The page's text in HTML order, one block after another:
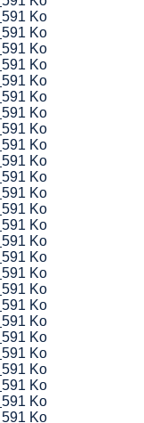
591 Ko
591 Ko
591 Ko
591 Ko
591 Ko
591 Ko
591 Ko
591 Ko
591 Ko
591 Ko
591 Ko
591 Ko
591 Ko
591 Ko
591 Ko
591 Ko
591 Ko
591 Ko
591 Ko
591 Ko
591 Ko
591 Ko
591 Ko
591 Ko
591 Ko
591 Ko